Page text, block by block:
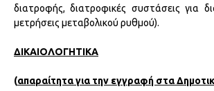
διατροφής, διατροφικές συστάσεις για
μετρήσεις μεταβολικού ρυθμού).
ΔΙΚΑΙΟΛΟΓΗΤΙΚΑ
(απαραίτητα για την εγγραφή στα